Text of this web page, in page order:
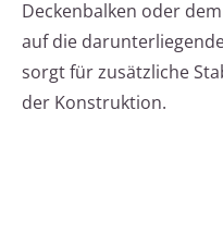
Deckenbalken oder
auf die
sorgt für zusätzliche
der Konstruktion.